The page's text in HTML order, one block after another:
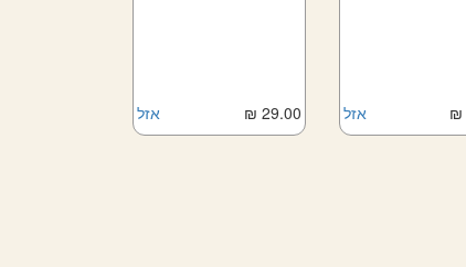
אזל אזל 29.00 ₪